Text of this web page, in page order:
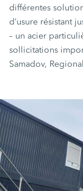
différentes
d’usure résistant
– un acier
sollicitations
Samadov,